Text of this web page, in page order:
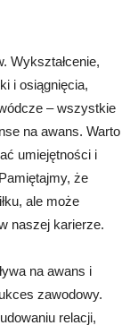
Wykształcenie,
i osiągnięcia,
– wszystkie
na awans. Warto
umiejętności i
że
ale może
naszej karierze.
na awans i
zawodowy.
relacji,